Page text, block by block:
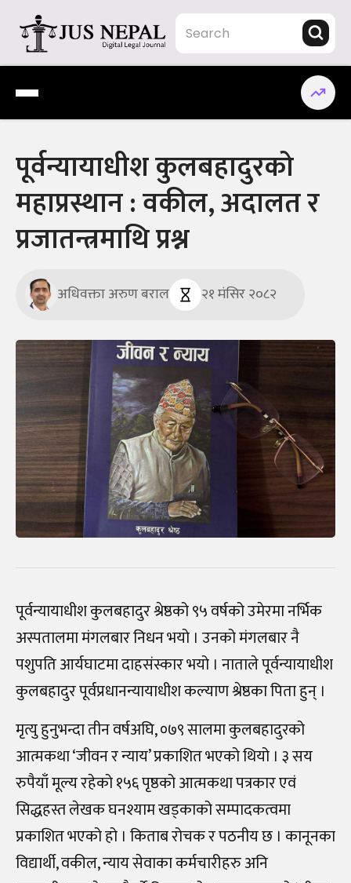
content
Jus Nepal | www.jusnepal.com
Digital Legal Journal
पूर्वन्यायाधीश कुलबहादुरको
महाप्रस्थान : वकील, अदालत र
प्रजातन्त्रमाथि प्रश्न
अधिवक्ता अरुण बराल २१ मंसिर २०८२
पूर्वन्यायाधीश कुलबहादुर श्रेष्ठको ९५ वर्षको उमेरमा नर्भिक
अस्पतालमा मंगलबार निधन भयो । उनको मंगलबार नै
पशुपति आर्यघाटमा दाहसंस्कार भयो । नाताले पूर्वन्यायाधीश
कुलबहादुर पूर्वप्रधानन्यायाधीश कल्याण श्रेष्ठका पिता हुन् ।
मृत्यु हुनुभन्दा तीन वर्षअघि, ०७९ सालमा कुलबहादुरको
आत्मकथा ‘जीवन र न्याय’ प्रकाशित भएको थियो । ३ सय
रुपैयाँ मूल्य रहेको १५६ पृष्ठको आत्मकथा पत्रकार एवं
सिद्धहस्त लेखक घनश्याम खड्काको सम्पादकत्वमा
प्रकाशित भएको हो । किताब रोचक र पठनीय छ । कानूनका
विद्यार्थी, वकील, न्याय सेवाका कर्मचारीहरु अनि